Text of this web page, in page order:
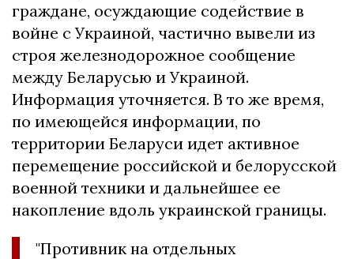
граждане, осуждающие содействие в
войне с Украиной, частично вывели из
строя железнодорожное сообщение
между Беларусью и Украиной.
Информация уточняется. В то же время,
по имеющейся информации, по
территории Беларуси идет активное
перемещение российской и белорусской
военной техники и дальнейшее ее
накопление вдоль украинской границы.
"Противник на отдельных